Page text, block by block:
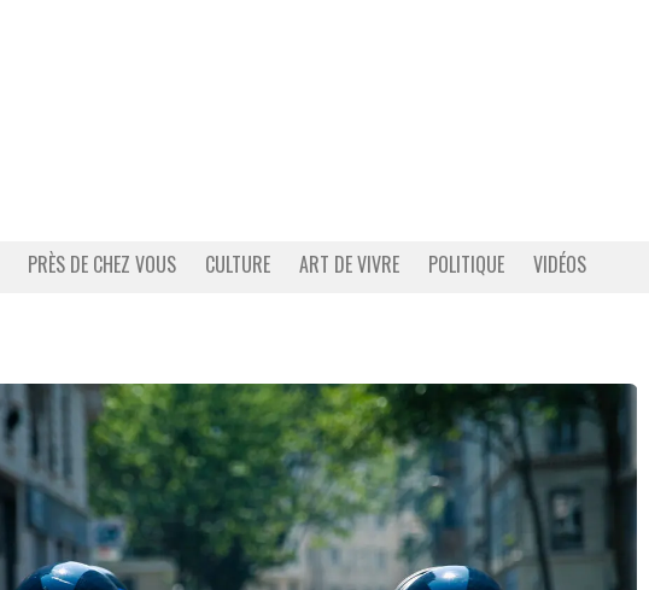
PRÈS DE CHEZ VOUS CULTURE ART DE VIVRE POLITIQUE VIDÉOS